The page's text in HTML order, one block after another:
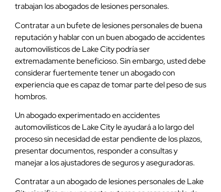
trabajan los abogados de lesiones personales.
Contratar a un bufete de lesiones personales de buena
reputación y hablar con un buen abogado de accidentes
automovilísticos de Lake City podría ser
extremadamente beneficioso. Sin embargo, usted debe
considerar fuertemente tener un abogado con
experiencia que es capaz de tomar parte del peso de sus
hombros.
Un abogado experimentado en accidentes
automovilísticos de Lake City le ayudará a lo largo del
proceso sin necesidad de estar pendiente de los plazos,
presentar documentos, responder a consultas y
manejar a los ajustadores de seguros y aseguradoras.
Contratar a un abogado de lesiones personales de Lake